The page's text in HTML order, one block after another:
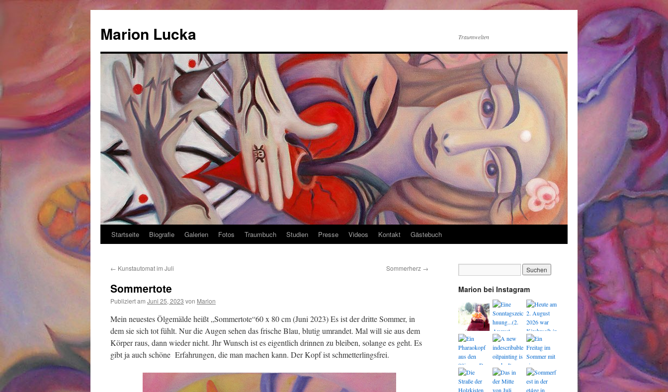
Marion Lucka Traumwelten
Zum
springen
Startseite Biografie Galerien Fotos Traumbuch Studien Presse Videos Kontakt Gästebuch
← Kunstautomat im Juli Sommerherz →
Sommertote
Publiziert am Juni 25, 2023 von Marion
Mein neuestes Ölgemälde heißt „Sommertote“60 x 80 cm (Juni 2023) Es ist der dritte Sommer, in
dem sie sich tot fühlt. Nur die Augen sehen das frische Blau, blutig umrandet. Mal will sie aus dem
Körper raus, dann wieder nicht. Jhr Wunsch ist es eigentlich drinnen zu bleiben, solange es geht. Es
gibt ja auch schöne Erfahrungen, die man machen kann. Der Kopf ist schmetterlingsfrei.
Marion bei Instagram